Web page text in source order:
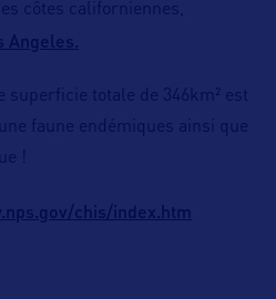
côtes californiennes,
Angeles.
superficie totale de 346km² est
faune endémiques ainsi que
!
chis/index.htm